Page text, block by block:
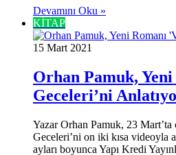
Devamını Oku »
KİTAP
15 Mart 2021
Orhan Pamuk, Yeni
Geceleri’ni
Yazar Orhan Pamuk, 23 Mart’ta
Geceleri’ni on iki kısa videoyla
ayları boyunca Yapı Kredi